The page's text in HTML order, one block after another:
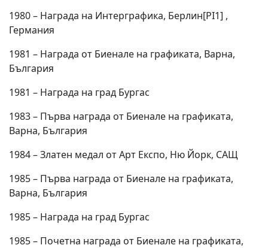
1980 – Награда на Интерграфика, Берлин[PI1] ,
Германия
1981 – Награда от Биенале на графиката, Варна,
България
1981 – Награда на град Бургас
1983 – Първа награда от Биенале на графиката,
Варна, България
1984 – Златен медал от Арт Експо, Ню Йорк, САЩ
1985 – Първа награда от Биенале на графиката,
Варна, България
1985 – Награда на град Бургас
1985 – Почетна награда от Биенале на графиката,